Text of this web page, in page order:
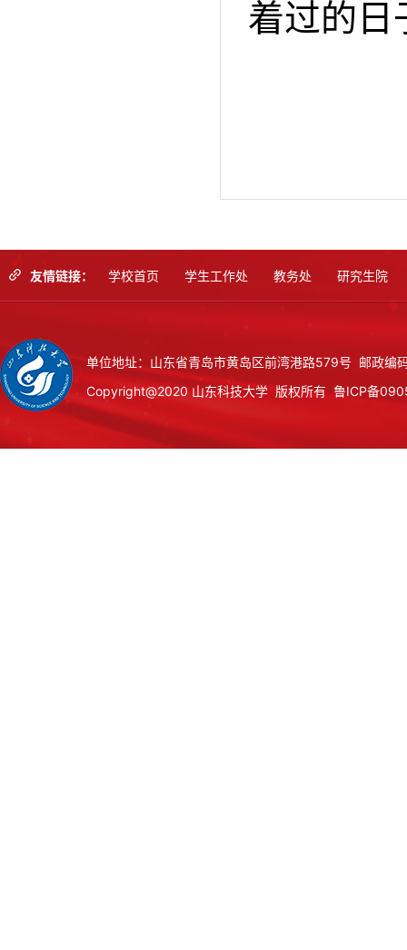
着过的日
友情链接： 学校首页 学生工作处 教务处 研究生院
单位地址：山东省青岛市黄岛区前湾港路579号 邮政
Copyright@2020 山东科技大学 版权所有 鲁ICP备